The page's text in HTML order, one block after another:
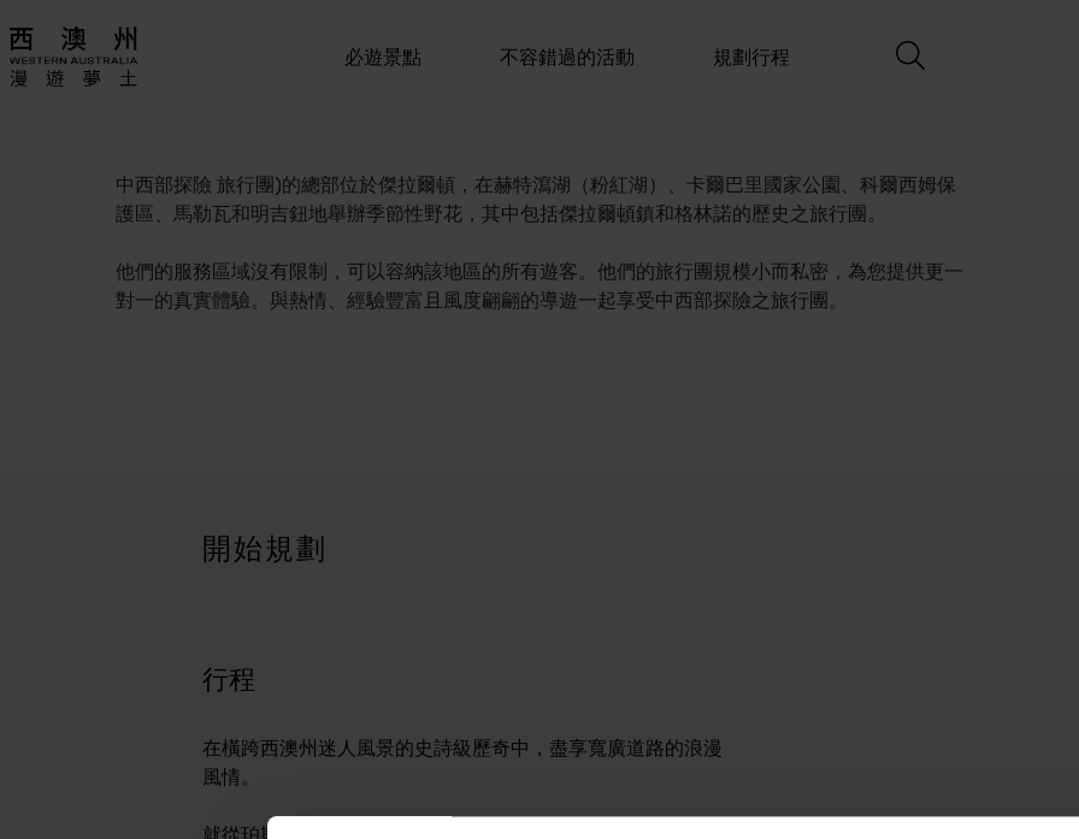
必遊景點 不容錯過的活動 規劃行程
中西部探險 旅行團)的總部位於傑拉爾頓，在赫特瀉湖（粉紅湖）、卡爾巴里國家公園、科爾西姆保
護區、馬勒瓦和明吉鈕地舉辦季節性野花，其中包括傑拉爾頓鎮和格林諾的歷史之旅行團。
他們的服務區域沒有限制，可以容納該地區的所有遊客。他們的旅行團規模小而私密，為您提供更一
對一的真實體驗。與熱情、經驗豐富且風度翩翩的導遊一起享受中西部探險之旅行團。
<p>準備好探索西澳州了嗎？瀏覽一下這些位於西澳州各地的歷奇旅程吧。您可按照地點和體驗來篩選內容，以找出與您相似的
開始規劃
行程
在橫跨西澳州迷人風景的史詩級歷奇中，盡享寬廣道路的浪漫
風情。
就從珀斯 (Perth) 開始吧，這是澳洲陽光最燦爛的首都，同時